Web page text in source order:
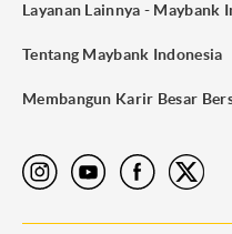
Layanan Lainnya - Maybank
Tentang Maybank Indonesia
Membangun Karir Besar